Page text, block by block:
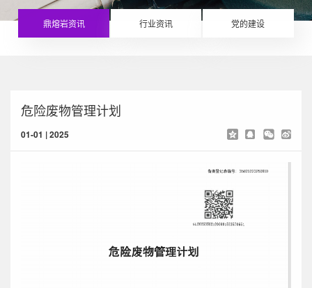
鼎熔岩资讯 行业资讯 党的建设
危险废物管理计划
01-01 | 2025